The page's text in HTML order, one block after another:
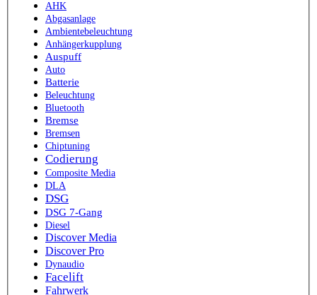
AHK
Abgasanlage
Ambientebeleuchtung
Anhängerkupplung
Auspuff
Auto
Batterie
Beleuchtung
Bluetooth
Bremse
Bremsen
Chiptuning
Codierung
Composite Media
DLA
DSG
DSG 7-Gang
Diesel
Discover Media
Discover Pro
Dynaudio
Facelift
Fahrwerk